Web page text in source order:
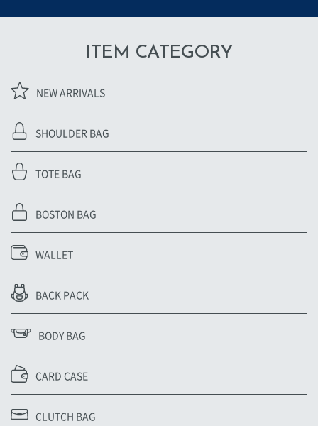
ITEM CATEGORY
NEW ARRIVALS
SHOULDER BAG
TOTE BAG
BOSTON BAG
WALLET
BACK PACK
BODY BAG
CARD CASE
CLUTCH BAG